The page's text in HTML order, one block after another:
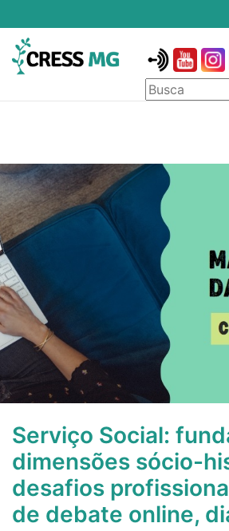
Serviço Social:
dimensões sócio-
desafios
de debate online,